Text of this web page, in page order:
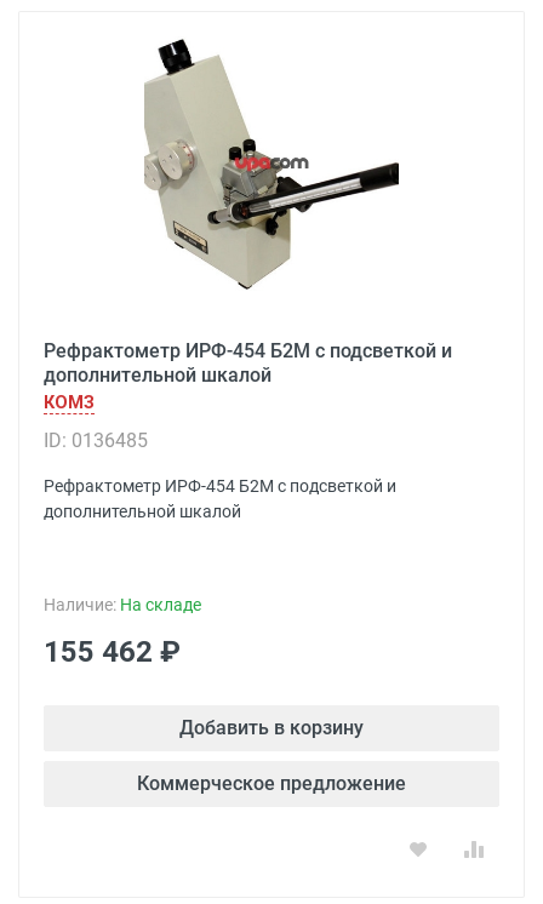
Рефрактометр ИРФ-454 Б2М с подсветкой и
дополнительной шкалой
КОМЗ
ID: 0136485
Рефрактометр ИРФ-454 Б2М с подсветкой и
дополнительной шкалой
Наличие: На складе
155 462 ₽
Добавить в корзину
Коммерческое предложение